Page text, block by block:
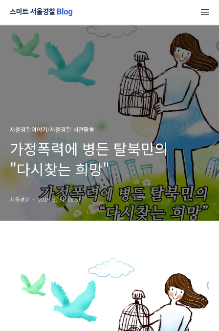
서울경찰이야기/서울경찰 치안활동
가정폭력에 병든 탈북민의
"다시찾는 희망"
서울경찰 2016. 3. 31. 08:53